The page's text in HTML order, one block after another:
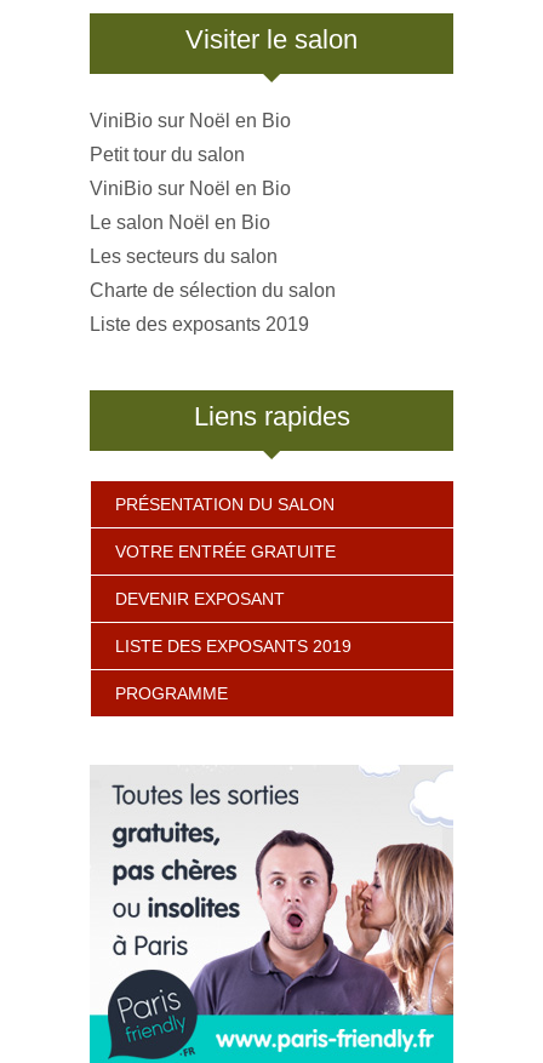
Visiter le salon
ViniBio sur Noël en Bio
Petit tour du salon
ViniBio sur Noël en Bio
Le salon Noël en Bio
Les secteurs du salon
Charte de sélection du salon
Liste des exposants 2019
Liens rapides
PRÉSENTATION DU SALON
VOTRE ENTRÉE GRATUITE
DEVENIR EXPOSANT
LISTE DES EXPOSANTS 2019
PROGRAMME